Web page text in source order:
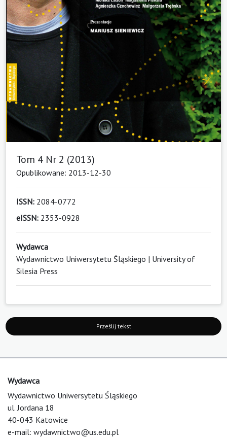
Tom 4 Nr 2 (2013)
Opublikowane: 2013-12-30
ISSN: 2084-0772
eISSN: 2353-0928
Wydawca
Wydawnictwo Uniwersytetu Śląskiego | University of
Silesia Press
Prześlij tekst
Wydawca
Wydawnictwo Uniwersytetu Śląskiego
ul. Jordana 18
40-043 Katowice
e-mail: wydawnictwo@us.edu.pl